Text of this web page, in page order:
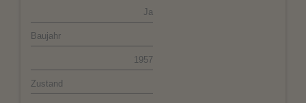
Ja
Baujahr
1957
Zustand